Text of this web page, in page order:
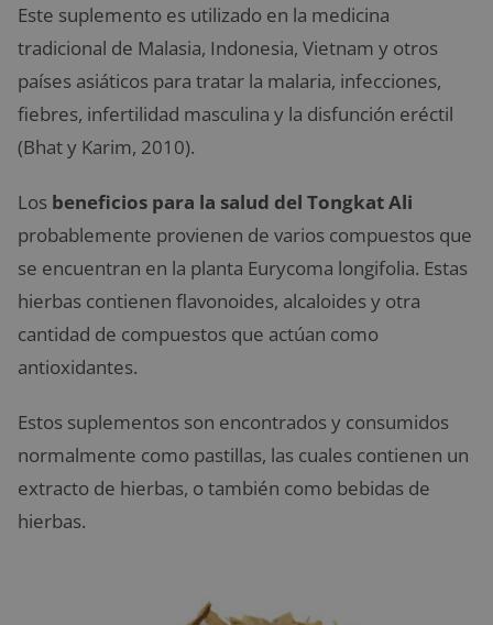
Este suplemento es utilizado en la medicina
tradicional de Malasia, Indonesia, Vietnam y otros
países asiáticos para tratar la malaria, infecciones,
fiebres, infertilidad masculina y la disfunción eréctil
(Bhat y Karim, 2010).
Los beneficios para la salud del Tongkat Ali
probablemente provienen de varios compuestos que
se encuentran en la planta Eurycoma longifolia. Estas
hierbas contienen flavonoides, alcaloides y otra
cantidad de compuestos que actúan como
antioxidantes.
Estos suplementos son encontrados y consumidos
normalmente como pastillas, las cuales contienen un
extracto de hierbas, o también como bebidas de
hierbas.